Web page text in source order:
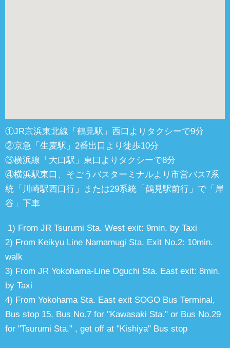
①JR京浜東北線「鶴見駅」西口よりタクシーで9分
②京急「生麦駅」2番出口より徒歩10分
③横浜線「大口駅」東口よりタクシーで8分
④横浜駅東口、そごうバスターミナルより市営バス7系
統「川崎駅西口行」または29系統「鶴見駅前行」で「岸
谷」下車
1) From JR Tsurumi Sta. West exit: 9min. by Taxi
2) From Keikyu Line Namamugi Sta. Exit No.2: 10min.
walk
3) From JR Yokohama-Line Oguchi Sta. East exit: 8min.
by Taxi
4) From Yokohama Sta. East exit SOGO Bus Terminal,
Bus stop 15, Bus No.7 for "Kawasaki Sta." or Bus No.29
for "Tsurumi Sta." , get off at "Kishiya" Bus stop